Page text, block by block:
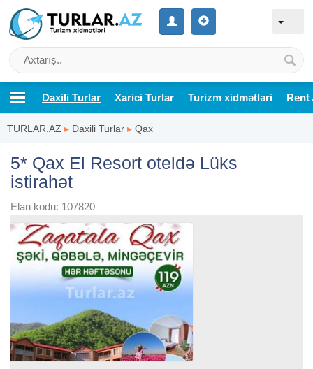
Daxili Turlar Xarici Turlar Turizm xidmətləri Rent
TURLAR.AZ ▸ Daxili Turlar ▸ Qax
5* Qax El Resort oteldə Lüks
istirahət
Elan kodu: 107820